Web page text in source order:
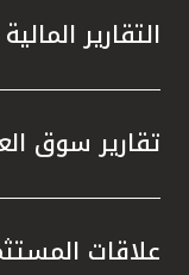
التقارير المالية
تقارير سوق
علاقات